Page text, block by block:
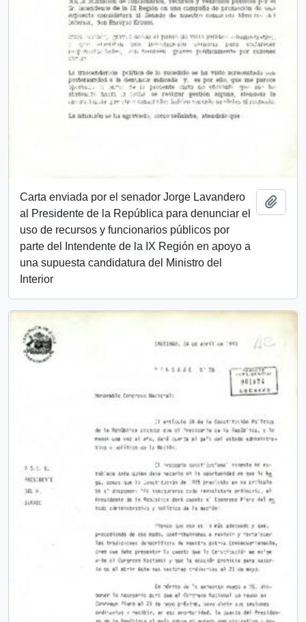
Carta enviada por el senador Jorge Lavandero
al Presidente de la República para denunciar el
uso de recursos y funcionarios públicos por
parte del Intendente de la IX Región en apoyo a
una supuesta candidatura del Ministro del
Interior